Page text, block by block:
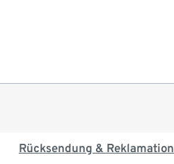
Rücksendung & Reklamation